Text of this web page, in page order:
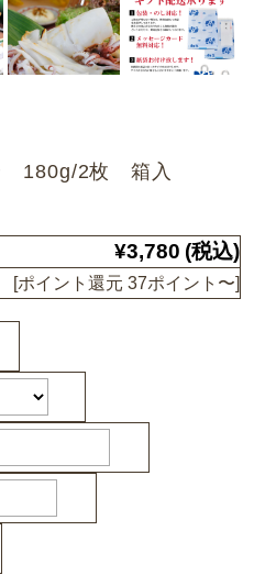
180g/2枚 箱入
¥3,780 (税込)
[ポイント還元 37ポイント〜]